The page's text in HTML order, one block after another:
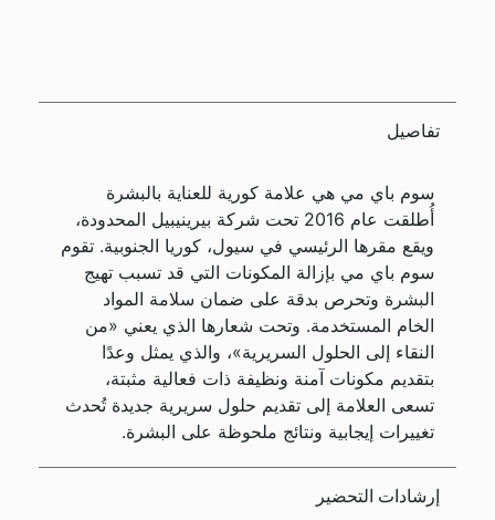
تفاصيل
سوم باي مي هي علامة كورية للعناية بالبشرة
أُطلقت عام 2016 تحت شركة بيرينيبيل المحدودة،
ويقع مقرها الرئيسي في سيول، كوريا الجنوبية. تقوم
سوم باي مي بإزالة المكونات التي قد تسبب تهيج
البشرة وتحرص بدقة على ضمان سلامة المواد
الخام المستخدمة. وتحت شعارها الذي يعني «من
النقاء إلى الحلول السريرية»، والذي يمثل وعدًا
بتقديم مكونات آمنة ونظيفة ذات فعالية مثبتة،
تسعى العلامة إلى تقديم حلول سريرية جديدة تُحدث
تغييرات إيجابية ونتائج ملحوظة على البشرة.
إرشادات التحضير